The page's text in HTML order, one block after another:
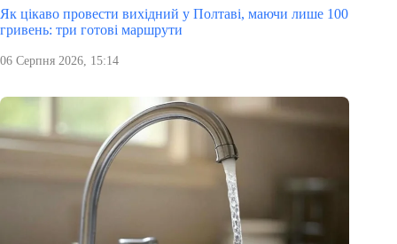
Як цікаво провести вихідний у Полтаві, маючи лише 100
гривень: три готові маршрути
06 Серпня 2026, 15:14